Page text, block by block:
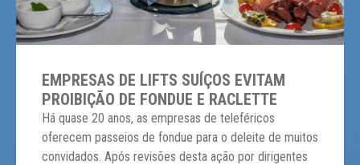
EMPRESAS DE LIFTS SUÍÇOS EVITAM
PROIBIÇÃO DE FONDUE E RACLETTE
Há quase 20 anos, as empresas de teleféricos
oferecem passeios de fondue para o deleite de muitos
convidados. Após revisões desta ação por dirigentes